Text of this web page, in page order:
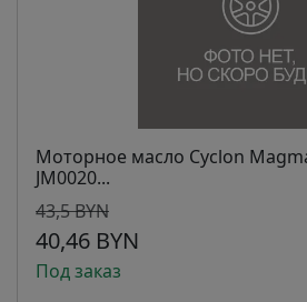
Моторное масло Cyclon
JM0020...
43,5 BYN
40,46 BYN
Под заказ